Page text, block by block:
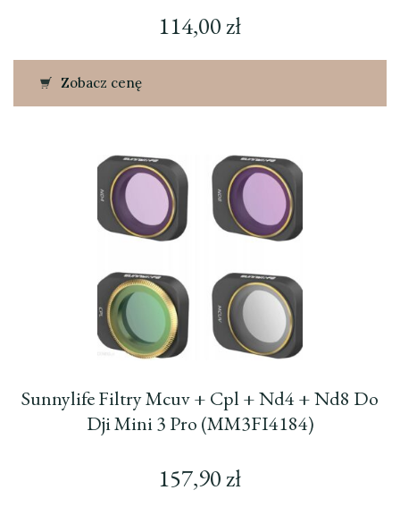
114,00zł
Zobacz cenę
Sunnylife Filtry Mcuv + Cpl + Nd4 + Nd8 Do
Dji Mini 3 Pro (MM3FI4184)
157,90zł